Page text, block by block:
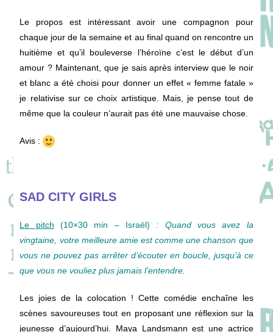
Le propos est intéressant avoir une compagnon pour
chaque jour de la semaine et au final quand on rencontre un
huitième et qu’il bouleverse l’héroïne c’est le début d’un
amour ? Maintenant, que je sais après interview que le noir
et blanc a été choisi pour donner un effet « femme fatale »
je relativise sur ce choix artistique. Mais, je pense tout de
même que la couleur n’aurait pas été une mauvaise chose.
Avis :
SAD CITY GIRLS
Le pitch (10×30 min – Israël) : Quand vous avez la
vingtaine, votre meilleure amie est comme une chanson que
vous ne pouvez pas arrêter d’écouter en boucle, jusqu’à ce
que vous ne vouliez plus jamais l’entendre.
Les joies de la colocation ! Cette comédie enchaîne les
scènes savoureuses tout en proposant une réflexion sur la
jeunesse d’aujourd’hui. Maya Landsmann est une actrice